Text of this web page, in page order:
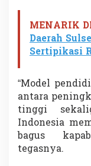
MENARIK
Daerah
Sertipikasi
“Model
antara
tinggi
Indonesia
bagus
tegasnya.